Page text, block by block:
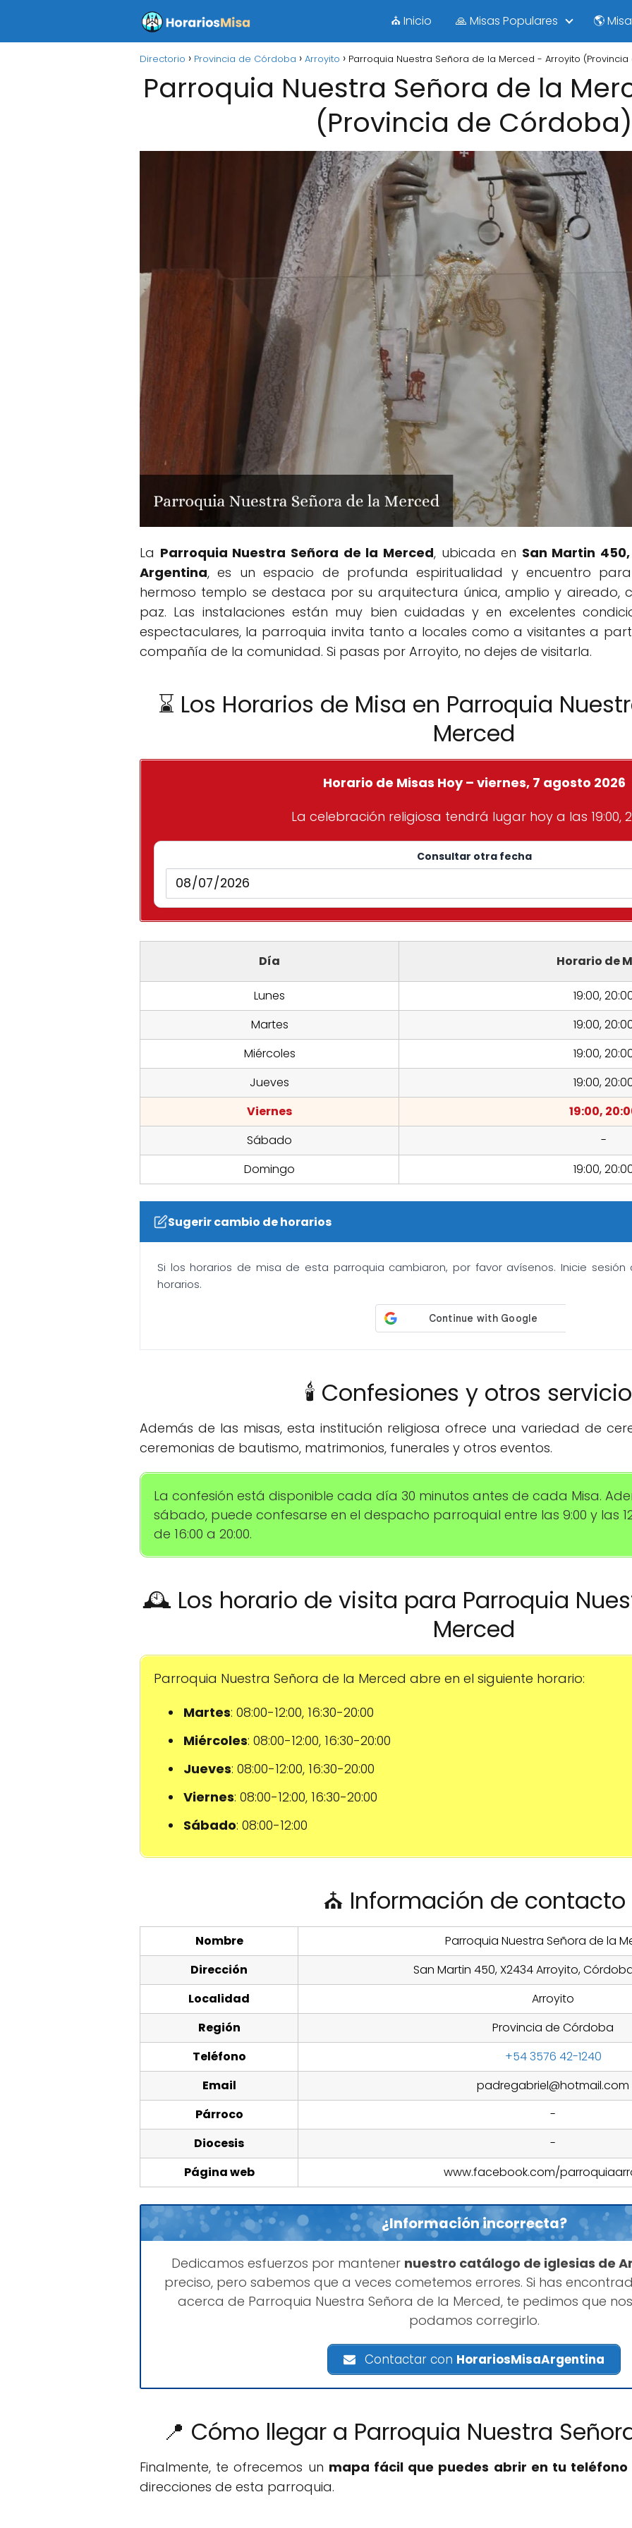
⛪ Inicio 🙏 Misas Populares 🌎
Directorio Provincia de Córdoba Arroyito Parroquia Nuestra Señora de la Merced - Arroyito
Parroquia Nuestra Señora de la
(Provincia de Córdoba)
La Parroquia Nuestra Señora de la Merced, ubicada en San Martin
Argentina, es un espacio de profunda espiritualidad y encuentro
hermoso templo se destaca por su arquitectura única, amplio y aireado,
paz. Las instalaciones están muy bien cuidadas y en excelentes
espectaculares, la parroquia invita tanto a locales como a visitantes a
compañía de la comunidad. Si pasas por Arroyito, no dejes de visitarla.
⌛ Los Horarios de Misa en Parroquia
Merced
Horario de Misas Hoy – viernes, 7 agosto 2026
La celebración religiosa tendrá lugar hoy a las 19:00,
Consultar otra fecha
Día Horario de
Lunes
19:00,
Martes
19:00,
Miércoles
19:00,
Jueves
19:00,
Viernes
19:00,
Sábado
-
Domingo
19:00,
Sugerir cambio de horarios
Si los horarios de misa de esta parroquia cambiaron, por favor avísenos. Inicie
horarios.
🕯️ Confesiones y otros
Además de las misas, esta institución religiosa ofrece una variedad de
ceremonias de bautismo, matrimonios, funerales y otros eventos.
La confesión está disponible cada día 30 minutos antes de cada Misa.
sábado, puede confesarse en el despacho parroquial entre las 9:00 y las
de 16:00 a 20:00.
🕰️ Los horario de visita para Parroquia
Merced
Parroquia Nuestra Señora de la Merced abre en el siguiente horario:
Martes: 08:00-12:00, 16:30-20:00
Miércoles: 08:00-12:00, 16:30-20:00
Jueves: 08:00-12:00, 16:30-20:00
Viernes: 08:00-12:00, 16:30-20:00
Sábado: 08:00-12:00
⛪ Información de contacto
Nombre
Parroquia Nuestra Señora de la
Dirección
San Martin 450, X2434 Arroyito,
Localidad
Arroyito
Región
Provincia de Córdoba
Teléfono
+54 3576 42-1240
Email
padregabriel@hotmail.com
Párroco
-
Diocesis
-
Página web
www.facebook.com/
¿Información incorrecta?
Dedicamos esfuerzos por mantener nuestro catálogo de iglesias de
preciso, pero sabemos que a veces cometemos errores. Si has
acerca de Parroquia Nuestra Señora de la Merced, te pedimos que
podamos corregirlo.
Contactar con HorariosMisaArgentina
📍 Cómo llegar a Parroquia Nuestra
Finalmente, te ofrecemos un mapa fácil que puedes abrir en tu teléfono
direcciones de esta parroquia.